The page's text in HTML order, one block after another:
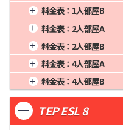
1週間
84,500
2週間
156,000
3週間
214,500
4週間
8週間
12週
料金表： 1人部屋B
1週間
82,875
2週間
153,000
3週間
210,375
8週間
12週
料金表： 2人部屋A
1週間
68,250
2週間
126,000
3週間
173,250
4週間
8週間
12週
料金表： 2人部屋B
1週間
66,625
2週間
123,000
3週間
169,125
8週間
12週
料金表： 4人部屋A
1週間
61,750
2週間
114,000
3週間
156,750
4週間
8週間
料金表： 4人部屋B
1週間
60,125
2週間
111,000
3週間
152,625
4週間
12週
TEP ESL 8